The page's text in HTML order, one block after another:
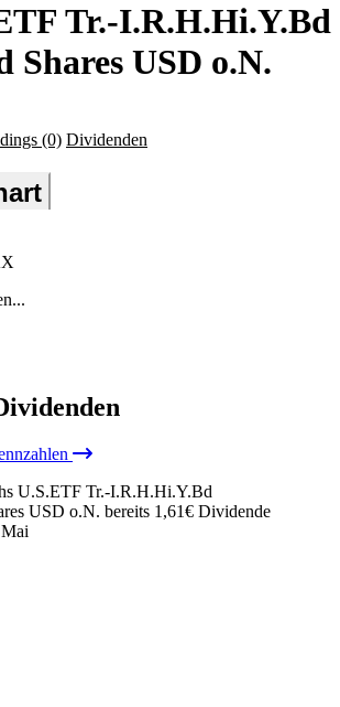
Tr.-I.R.H.Hi.Y.Bd
Shares USD o.N.
(0) Dividenden
U.S.ETF Tr.-I.R.H.Hi.Y.Bd
USD o.N. bereits 1,61€ Dividende
Mai